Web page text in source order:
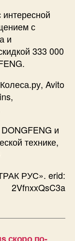
с
и
333 000
Avito
и
технике,
РУС». erid:
2VfnxxQsC3a